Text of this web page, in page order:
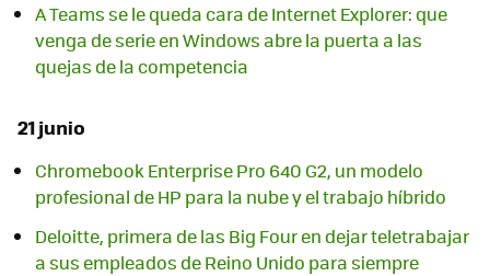
A Teams se le queda cara de Internet Explorer: que
venga de serie en Windows abre la puerta a las
quejas de la competencia
21 junio
Chromebook Enterprise Pro 640 G2, un modelo
profesional de HP para la nube y el trabajo híbrido
Deloitte, primera de las Big Four en dejar teletrabajar
a sus empleados de Reino Unido para siempre